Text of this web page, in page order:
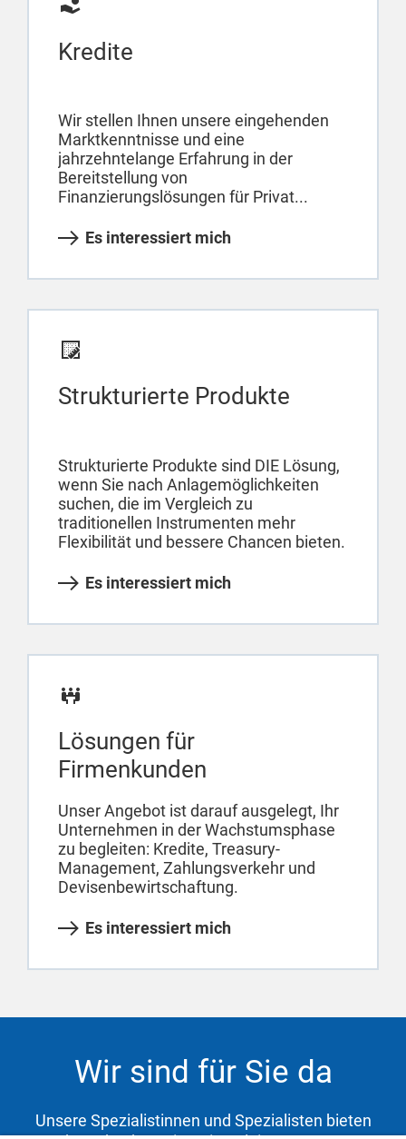
Kredite
Wir stellen Ihnen unsere eingehenden
Marktkenntnisse und eine
jahrzehntelange Erfahrung in der
Bereitstellung von
Finanzierungslösungen für Privat...
Es interessiert mich
Strukturierte Produkte
Strukturierte Produkte sind DIE Lösung,
wenn Sie nach Anlagemöglichkeiten
suchen, die im Vergleich zu
traditionellen Instrumenten mehr
Flexibilität und bessere Chancen bieten.
Es interessiert mich
Lösungen für
Firmenkunden
Unser Angebot ist darauf ausgelegt, Ihr
Unternehmen in der Wachstumsphase
zu begleiten: Kredite, Treasury-
Management, Zahlungsverkehr und
Devisenbewirtschaftung.
Es interessiert mich
Wir sind für Sie da
Unsere Spezialistinnen und Spezialisten bieten